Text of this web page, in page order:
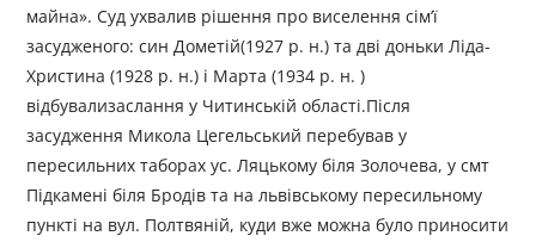
майна». Суд ухвалив рішення про виселення сім’ї
засудженого: син Дометій(1927 р. н.) та дві доньки Ліда-
Христина (1928 р. н.) і Марта (1934 р. н. )
відбувализаслання у Читинській області.Після
засудження Микола Цегельський перебував у
пересильних таборах ус. Ляцькому біля Золочева, у смт
Підкамені біля Бродів та на львівському пересильному
пункті на вул. Полтвяній, куди вже можна було приносити